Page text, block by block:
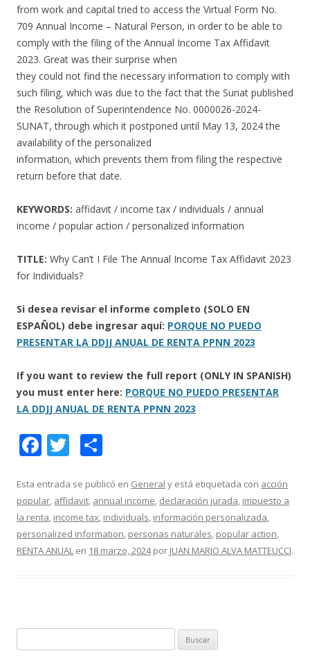
from work and capital tried to access the Virtual Form No.
709 Annual Income – Natural Person, in order to be able to
comply with the filing of the Annual Income Tax Affidavit
2023. Great was their surprise when
they could not find the necessary information to comply with
such filing, which was due to the fact that the Sunat published
the Resolution of Superintendence No. 0000026-2024-
SUNAT, through which it postponed until May 13, 2024 the
availability of the personalized
information, which prevents them from filing the respective
return before that date.
KEYWORDS: affidavit / income tax / individuals / annual
income / popular action / personalized information
TITLE: Why Can’t I File The Annual Income Tax Affidavit 2023
for Individuals?
Si desea revisar el informe completo (SOLO EN
ESPAÑOL) debe ingresar aquí: PORQUE NO PUEDO
PRESENTAR LA DDJJ ANUAL DE RENTA PPNN 2023
If you want to review the full report (ONLY IN SPANISH)
you must enter here: PORQUE NO PUEDO PRESENTAR
LA DDJJ ANUAL DE RENTA PPNN 2023
F
e
b
o
o
T
itt
er
m
p
ar
ti
Esta entrada se publicó en General y está etiquetada con acción
popular, affidavit, annual income, declaración jurada, impuesto a
la renta, income tax, individuals, información personalizada,
personalized information, personas naturales, popular action,
RENTA ANUAL en 18 marzo, 2024por JUAN MARIO ALVA MATTEUCCI.
u